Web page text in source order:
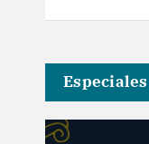
a
s
Especiales